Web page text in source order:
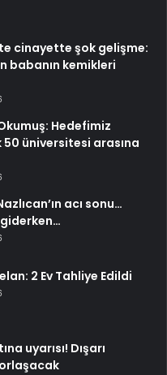
cinayette şok gelişme:
babanın kemikleri
Hedefimiz
50 üniversitesi arasına
acı sonu…
2 Ev Tahliye Edildi
uyarısı! Dışarı